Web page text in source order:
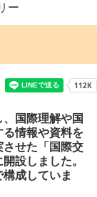
ー
国際理解や国
情報や資料を
せた「国際交
設しました。
成していま